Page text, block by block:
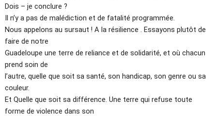
Dois – je conclure ?
Il n’y a pas de malédiction et de fatalité programmée.
Nous appelons au sursaut ! A la résilience . Essayons plutôt de
faire de notre
Guadeloupe une terre de reliance et de solidarité, et où chacun
prend soin de
l’autre, quelle que soit sa santé, son handicap, son genre ou sa
couleur.
Et Quelle que soit sa différence. Une terre qui refuse toute
forme de violence dans son